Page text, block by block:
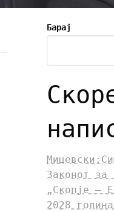
Барај
Законот за
„Скопје –
2028